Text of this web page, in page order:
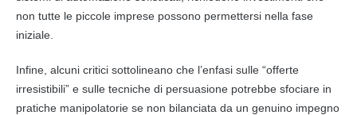
non tutte le piccole imprese possono permettersi nella fase
iniziale.
Infine, alcuni critici sottolineano che l’enfasi sulle “offerte
irresistibili” e sulle tecniche di persuasione potrebbe sfociare in
pratiche manipolatorie se non bilanciata da un genuino impegno